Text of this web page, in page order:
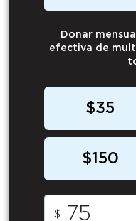
Donar
efectiva de
$35
$150
$